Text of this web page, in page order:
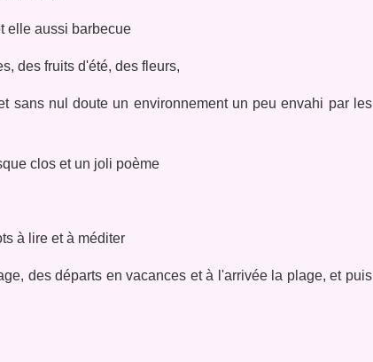
elle aussi barbecue
des fruits d'été, des fleurs,
sans nul doute un environnement un peu envahi par les
clos et un joli poème
à lire et à méditer
des départs en vacances et à l'arrivée la plage, et puis